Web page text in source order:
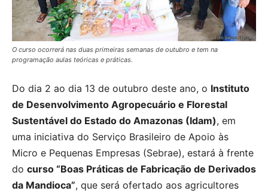
O curso ocorrerá nas duas primeiras semanas de outubro e tem na
programação aulas teóricas e práticas.
Do dia 2 ao dia 13 de outubro deste ano, o Instituto
de Desenvolvimento Agropecuário e Florestal
Sustentável do Estado do Amazonas (Idam), em
uma iniciativa do Serviço Brasileiro de Apoio às
Micro e Pequenas Empresas (Sebrae), estará à frente
do curso “Boas Práticas de Fabricação de Derivados
da Mandioca”, que será ofertado aos agricultores